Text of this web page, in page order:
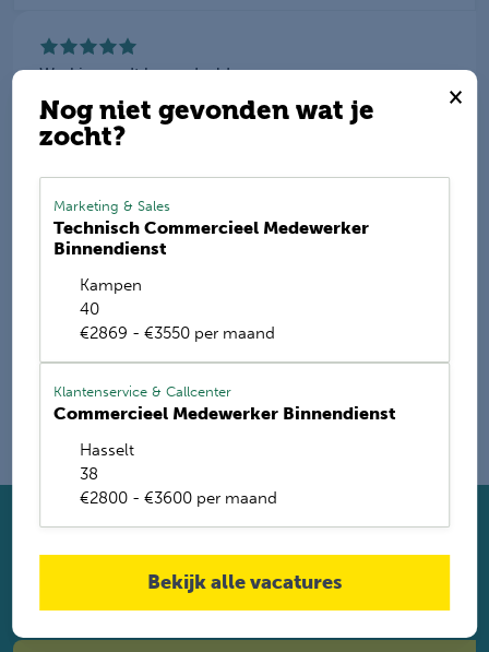
×
Nog niet gevonden wat je
zocht?
Marketing & Sales
Technisch Commercieel Medewerker
Binnendienst
Kampen
40
€2869 - €3550 per maand
Klantenservice & Callcenter
Commercieel Medewerker Binnendienst
Hasselt
38
€2800 - €3600 per maand
Bekijk alle vacatures
Werkis wordt beoordeeld
Deel deze vacature
E-mail mij de nieuwste vacatures
achter. Met ruim 1.200 vacatures vinden wij voor jou de
perfecte baan. Je krijgt binnen 2 werkdagen reactie.